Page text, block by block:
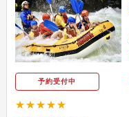
予約受付中
★★★★★